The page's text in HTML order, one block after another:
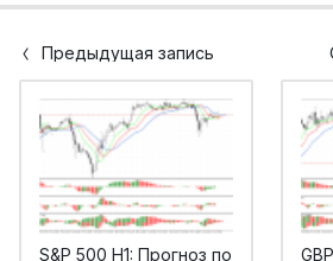
Предыдущая запись
S&P 500 H1: Прогноз по